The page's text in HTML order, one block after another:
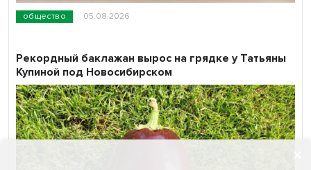
общество 05.08.2026
Рекордный баклажан вырос на грядке у Татьяны
Купиной под Новосибирском